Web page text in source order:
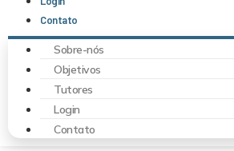
Contato
Sobre-nós
Objetivos
Tutores
Login
Contato